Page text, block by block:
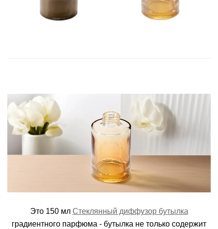
Это 150 мл Стеклянный диффузор бутылка
градиентного парфюма - бутылка не только содержит